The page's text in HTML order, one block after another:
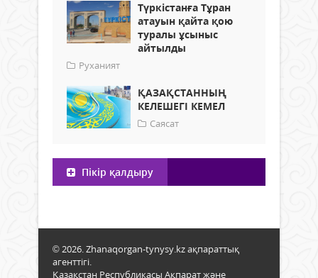
Түркістанға Тұран
атауын қайта қою
туралы ұсыныс
айтылды
Руханият
ҚАЗАҚСТАННЫҢ
КЕЛЕШЕГІ КЕМЕЛ
Саясат
Пікір қалдыру
© 2026. Zhanaqorgan-tynysy.kz ақпараттық
агенттігі.
Қазақстан Республикасы Ақпарат және